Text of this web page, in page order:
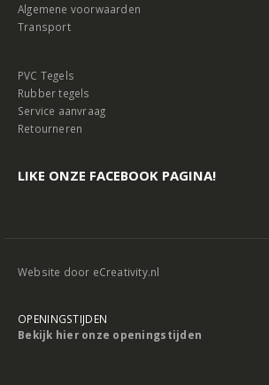
Algemene voorwaarden
Transport
PVC Tegels
Rubber tegels
Service aanvraag
Retourneren
LIKE ONZE FACEBOOK PAGINA!
Website door eCreativity.nl
OPENINGSTIJDEN
Bekijk hier onze openingstijden